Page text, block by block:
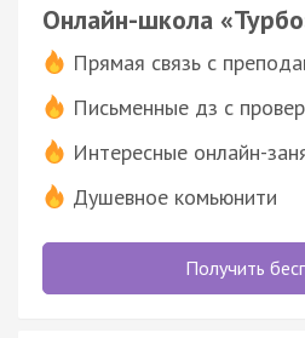
Онлайн-школа
Прямая связь с
Письменные дз с
Интересные онлайн-
Душевное комьюнити
Получить